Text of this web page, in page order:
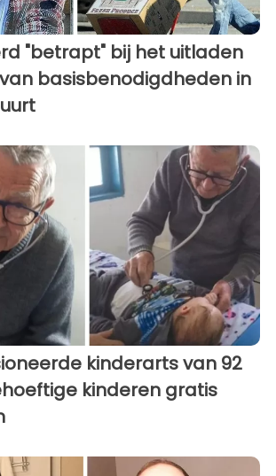
"betrapt" bij het uitladen
basisbenodigdheden in
kinderarts van 92
kinderen gratis